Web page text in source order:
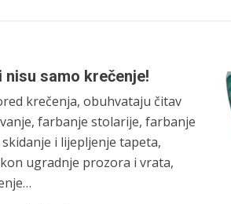
samo krečenje!
krečenja, obuhvataju čitav
farbanje stolarije, farbanje
i lijepljenje tapeta,
ugradnje prozora i vrata,